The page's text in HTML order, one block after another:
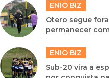
ENIO BIZ
Otero segue
permanecer
ENIO BIZ
Sub-20 vira a